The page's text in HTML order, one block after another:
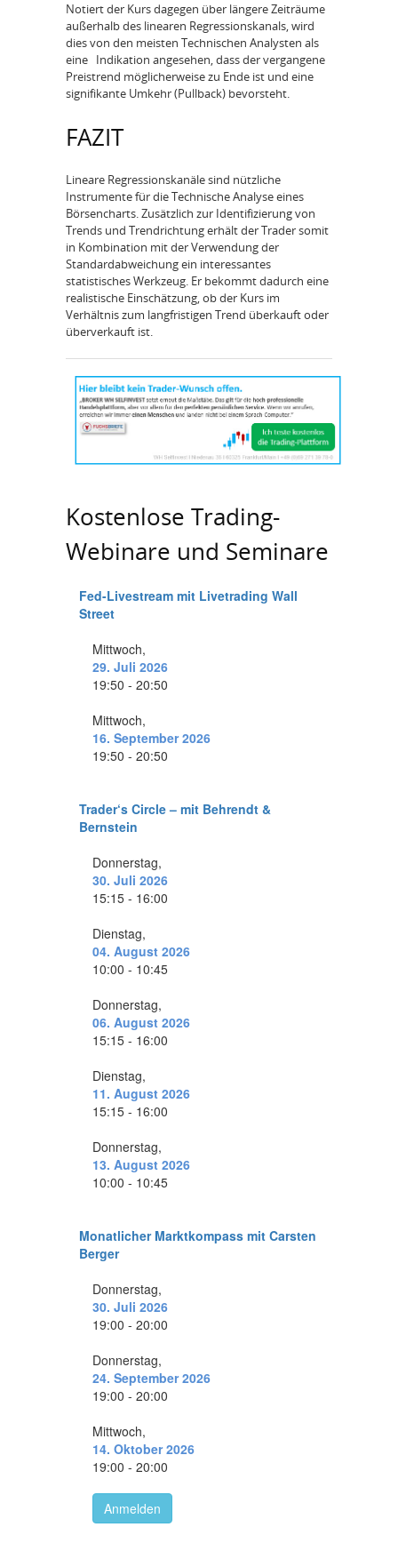
Notiert der Kurs dagegen über längere Zeiträume
außerhalb des linearen Regressionskanals, wird
dies von den meisten Technischen Analysten als
eine Indikation angesehen, dass der vergangene
Preistrend möglicherweise zu Ende ist und eine
signifikante Umkehr (Pullback) bevorsteht.
FAZIT
Lineare Regressionskanäle sind nützliche
Instrumente für die Technische Analyse eines
Börsencharts. Zusätzlich zur Identifizierung von
Trends und Trendrichtung erhält der Trader somit
in Kombination mit der Verwendung der
Standardabweichung ein interessantes
statistisches Werkzeug. Er bekommt dadurch eine
realistische Einschätzung, ob der Kurs im
Verhältnis zum langfristigen Trend überkauft oder
überverkauft ist.
Kostenlose Trading-
Webinare und Seminare